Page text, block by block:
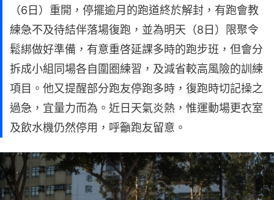
（6日）重開，停擺逾月的跑道終於解封，有跑會教
練急不及待結伴落場復跑，並為明天（8日）限聚令
鬆綁做好準備，有意重啓延課多時的跑步班，但會分
拆成小組同場各自圍圈練習，及減省較高風險的訓練
項目。他又提醒部分跑友停跑多時，復跑時切記操之
過急，宜量力而為。近日天氣炎熱，惟運動場更衣室
及飲水機仍然停用，呼籲跑友留意。